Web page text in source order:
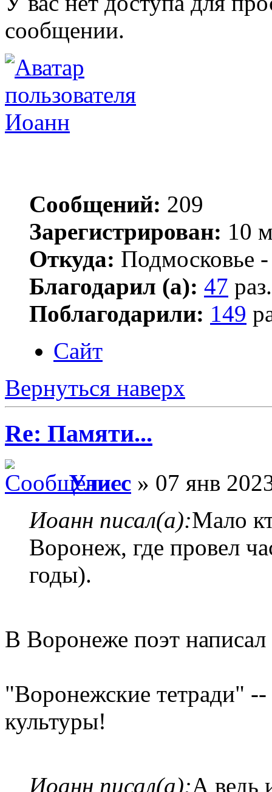
сообщении.
Иоанн
Сообщений: 209
Зарегистрирован: 10
Откуда: Подмосковье
Благодарил (а): 47 раз.
Поблагодарили: 149
Сайт
Вернуться наверх
Re: Памяти...
Улисс » 07 янв
Иоанн писал(а):Мало
Воронеж, где провел
годы).
В Воронеже поэт
"Воронежские тетради"
культуры!
Иоанн писал(а):А ведь